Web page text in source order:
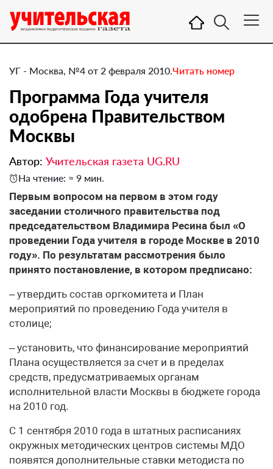
УГ - Москва, №4 от 2 февраля 2010.Читать номер
Программа Года учителя
одобрена Правительством
Москвы
Автор: Учительская газета UG.RU
На чтение: ≈ 9 мин.
Первым вопросом на первом в этом году
заседании столичного правительства под
председательством Владимира Ресина был «О
проведении Года учителя в городе Москве в 2010
году». По результатам рассмотрения было
принято постановление, в котором предписано:
– утвердить состав оргкомитета и План
мероприятий по проведению Года учителя в
столице;
– установить, что финансирование мероприятий
Плана осуществляется за счет и в пределах
средств, предусматриваемых органам
исполнительной власти Москвы в бюджете города
на 2010 год.
С 1 сентября 2010 года в штатных расписаниях
окружных методических центров системы МДО
появятся дополнительные ставки методиста по